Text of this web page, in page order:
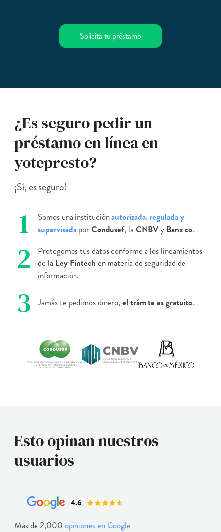
Solicita tu préstamo
¿Es seguro pedir un
préstamo en línea en
yotepresto?
¡Sí, es seguro!
1 Somos una instituciónautorizada, regulada y
supervisadaporCondusef, la CNBVy Banxico.
2
Protegemos tus datos conforme a los lineamientos
de la Ley Fintech en materia de seguridad de
información.
3 Jamás te pedimos dinero, el trámite es gratuito.
Esto opinan nuestros
usuarios
4.6
Más de 2,000 opiniones en Google